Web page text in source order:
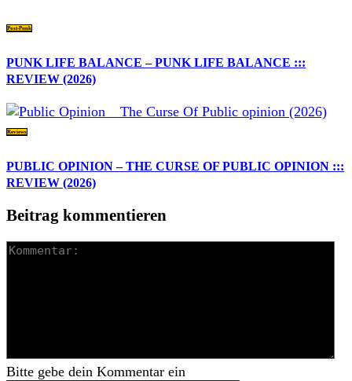
Post-Punk
PUNK LIFE BALANCE – PUNK LIFE BALANCE :::
REVIEW (2026)
Reviews
PUBLIC OPINION – THE CURSE OF PUBLIC OPINION :::
REVIEW (2026)
Beitrag kommentieren
Bitte gebe dein Kommentar ein